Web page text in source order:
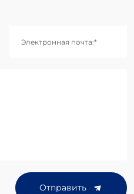
Электронная почта:*
Отправить